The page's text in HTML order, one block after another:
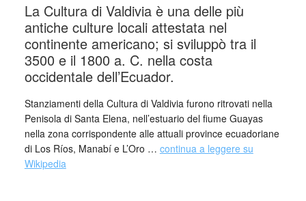
La Cultura di Valdivia è una delle più
antiche culture locali attestata nel
continente americano; si sviluppò tra il
3500 e il 1800 a. C. nella costa
occidentale dell’Ecuador.
Stanziamenti della Cultura di Valdivia furono ritrovati nella
Penisola di Santa Elena, nell’estuario del fiume Guayas
nella zona corrispondente alle attuali province ecuadoriane
di Los Ríos, Manabí e L’Oro … continua a leggere su
Wikipedia